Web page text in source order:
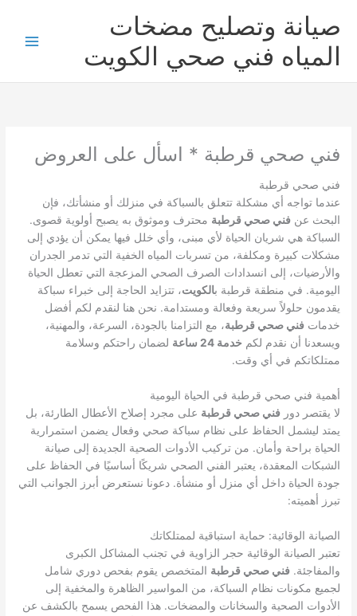
المحتوى
صيانة وتصليح مضخات
المياه فني صحي الكويت
فني صحي قرطبة * اسأل على العروض
فني صحي قرطبة
عندما تواجه أي مشكلة تتعلق بالسباكة في منزلك أو منشأتك، فإن
البحث عنفني صحي قرطبة محترف وموثوق به يصبح أولوية قصوى.
السباكة هي شريان الحياة لأي مبنى، وأي خلل فيها يمكن أن يؤدي إلى
مشكلات كبيرة ومكلفة، من تسربات المياه الخفية التي تدمر الجدران
والأرضيات، إلى انسدادات الصرف الصحي المزعجة التي تعطل الحياة
اليومية. في منطقة قرطبة بالكويت، تتزايد الحاجة إلى خبراء سباكة
يقدمون حلولاً سريعة وفعالة ومستدامة. نحن هنا لنقدم لكم أفضل
خدماتفني صحي قرطبة، مع التزامنا بالجودة، السرعة، والمهنية،
ويسعدنا أن نقدم لكم خدمة 24 ساعة
لضمان راحتكم وسلامة
ممتلكاتكم في أي وقت.
أهمية فني صحي قرطبة في الحياة اليومية
لا يقتصر دورفني صحي قرطبة على مجرد إصلاح الأعطال الطارئة، بل
يمتد ليشمل الحفاظ على نظام سباكة صحي وفعال يضمن استمرارية
الحياة براحة وأمان. من تركيب الأدوات الصحية الجديدة إلى صيانة
الشبكات المعقدة، يعتبر الفني الصحي شريكًا أساسيًا في الحفاظ على
جودة الحياة داخل أي منزل أو منشأة. دعونا نستعرض أبرز الجوانب التي
تبرز أهميته:
الصيانة الوقائية: حماية استباقية لممتلكاتك
تعتبر الصيانة الوقائية حجر الزاوية في تجنب المشاكل الكبرى
والمفاجئة.فني صحي قرطبة المتخصص يقوم بفحص دوري شامل
لجميع مكونات نظام السباكة، من المواسير الظاهرة والمخفية إلى
الأدوات الصحية والسخانات والمضخات. هذا الفحص يسمح بالكشف عن